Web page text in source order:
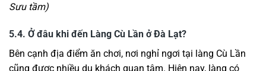
Sưu tầm)
5.4. Ở đâu khi đến Làng Cù Lần ở Đà Lạt?
Bên cạnh địa điểm ăn chơi, nơi nghỉ ngơi tại làng Cù Lần
cũng được nhiều du khách quan tâm. Hiện nay, làng có